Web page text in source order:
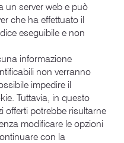
un server web e può
che ha effettuato il
eseguibile e non
informazione
non verranno
impedire il
Tuttavia, in questo
offerti potrebbe risultarne
modificare le opzioni
con la